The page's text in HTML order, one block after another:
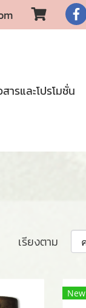
สารและโปรโมชั่น
เรียงตาม
New